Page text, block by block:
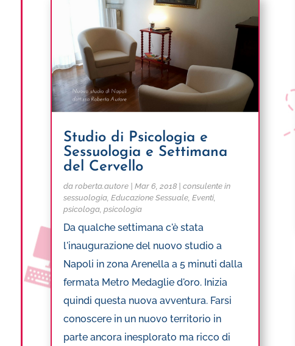
Studio di Psicologia e
Sessuologia e Settimana
del Cervello
daroberta.autore |Mar 6, 2018 |consulente in
sessuologia,Educazione Sessuale,Eventi,
psicologa,psicologia
Da qualche settimana c'è stata
l'inaugurazione del nuovo studio a
Napoli in zona Arenella a 5 minuti dalla
fermata Metro Medaglie d'oro. Inizia
quindi questa nuova avventura. Farsi
conoscere in un nuovo territorio in
parte ancora inesplorato ma ricco di